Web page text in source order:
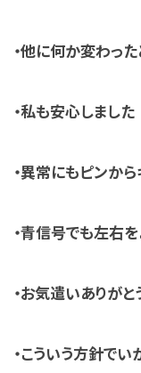
・他に何か変わっ
・私も安心しました
・異常にもピンか
・青信号でも左右
・お気遣いありが
・こういう方針でい